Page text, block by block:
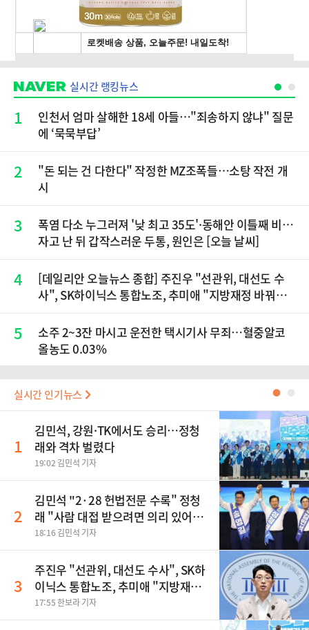
실시간 랭킹뉴스
1
인천서 엄마 살해한 18세 아들…"죄송하지 않냐" 질문
에 ‘묵묵부답’
2
"돈 되는 건 다한다" 작정한 MZ조폭들…소탕 작전 개
시
3
폭염 다소 누그러져 '낮 최고 35도'·동해안 이틀째 비…
자고 난 뒤 갑작스러운 두통, 원인은 [오늘 날씨]
4
[데일리안 오늘뉴스 종합] 주진우 "선관위, 대선도 수
사", SK하이닉스 통합노조, 추미애 "지방재정 바꿔
5
소주 2~3잔 마시고 운전한 택시기사 무죄…혈중알코
올농도 0.03%
실시간 인기뉴스 ●
1
김민석, 강원·TK에서도 승리…정청
래와 격차 벌렸다
19:02 김민석 기자
2
김민석 "2·28 헌법전문 수록" 정청
래 "사람 대접 받으려면 의리 있어야"
송영길 "조국혁신당 합당 반대"
18:16 김민석 기자
3
주진우 "선관위, 대선도 수사", SK하
이닉스 통합노조, 추미애 "지방재정
바꿔야", 세제개편 이달 정리 등
17:55 한보라 기자